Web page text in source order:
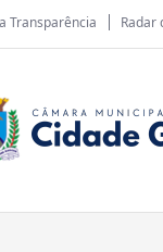
Transparência Radar